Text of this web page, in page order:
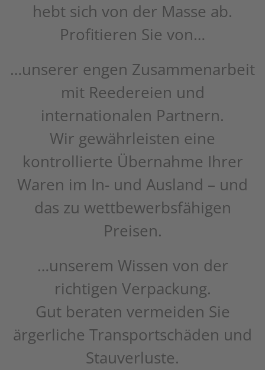
hebt sich von der Masse ab.
Profitieren Sie von…
…unserer engen Zusammenarbeit
mit Reedereien und
internationalen Partnern.
Wir gewährleisten eine
kontrollierte Übernahme Ihrer
Waren im In- und Ausland – und
das zu wettbewerbsfähigen
Preisen.
…unserem Wissen von der
richtigen Verpackung.
Gut beraten vermeiden Sie
ärgerliche Transportschäden und
Stauverluste.